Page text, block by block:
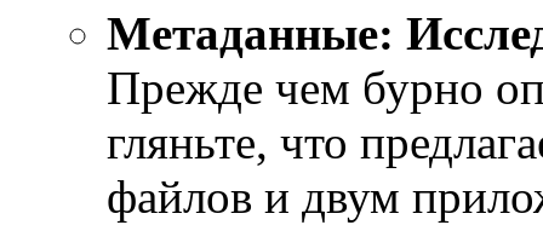
Meтаданные:
Прежде чем бурно
гляньте, что
файлов и двум